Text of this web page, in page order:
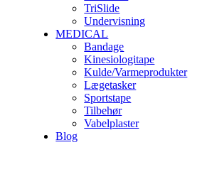
TriSlide
Undervisning
MEDICAL
Bandage
Kinesiologitape
Kulde/Varmeprodukter
Lægetasker
Sportstape
Tilbehør
Vabelplaster
Blog